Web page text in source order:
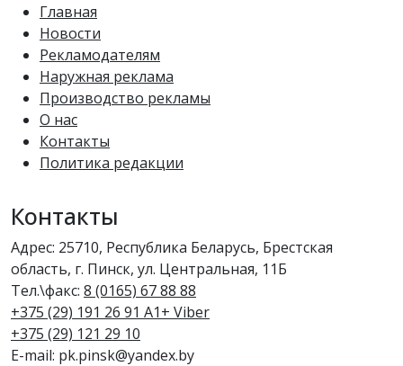
Главная
Новости
Рекламодателям
Наружная реклама
Производство рекламы
О нас
Контакты
Политика редакции
Контакты
Адрес: 25710, Республика Беларусь, Брестская
область, г. Пинск, ул. Центральная, 11Б
Тел.\факс: 8 (0165) 67 88 88
+375 (29) 191 26 91 A1+ Viber
+375 (29) 121 29 10
E-mail: pk.pinsk@yandex.by